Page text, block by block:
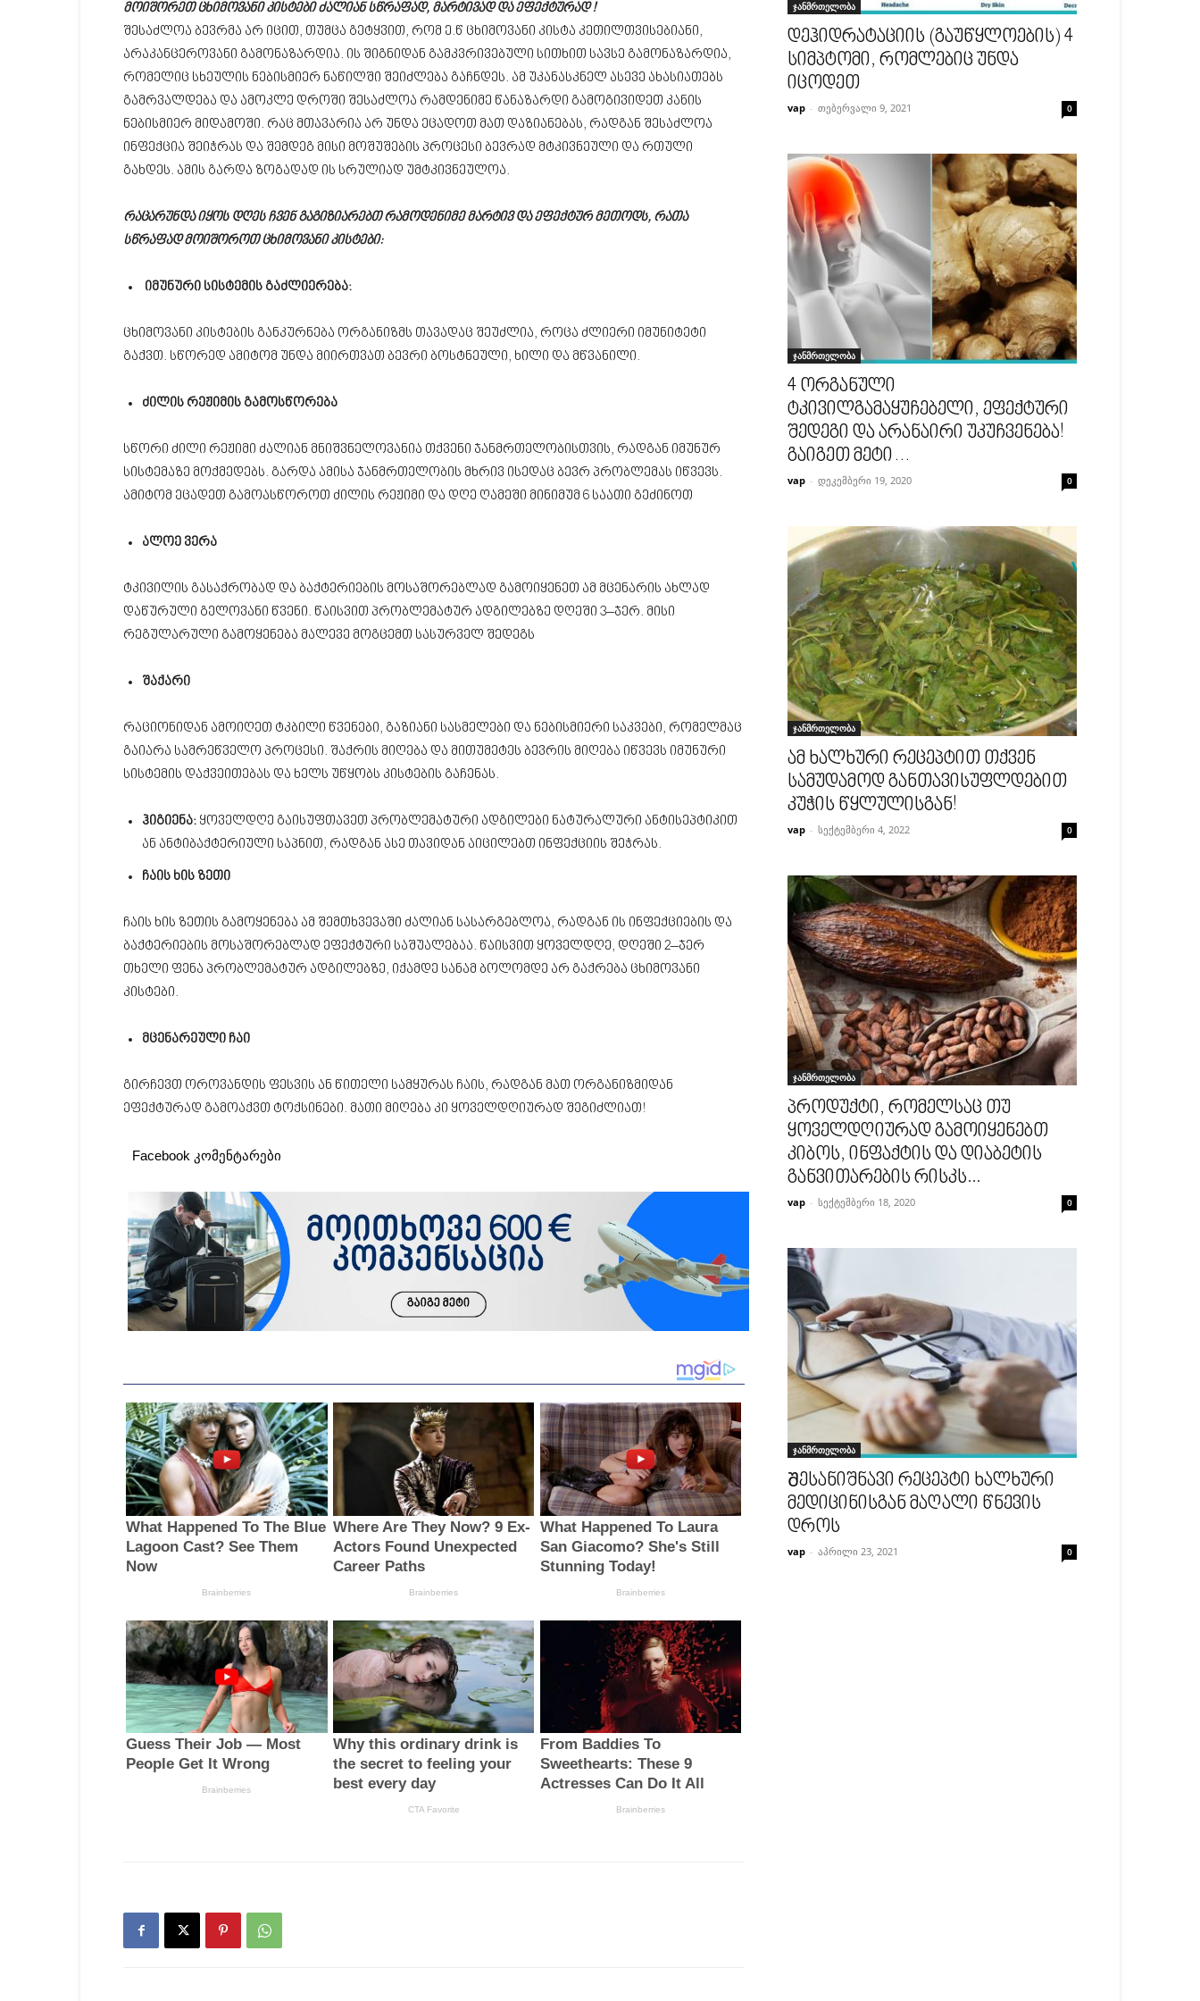
მოიშორეთ ცხიმოვანი კისტები ძალიან სწრაფად, მარტივად და ეფექტურად !
შესაძლოა ბევრმა არ იცით, თუმცა გეტყვით, რომ ე.წ ცხიმოვანი კისტა კეთილთვისებიანი,
არაკანცეროვანი გამონაზარდია. ის შიგნიდან გამკვრივებული სითხით სავსე გამონაზარდია,
რომელიც სხეულის ნებისმიერ ნაწილში შეიძლება გაჩნდეს. ამ უკანასკნელ ასევე ახასიათებს
გამრვალდება და ამოკლე დროში შესაძლოა რამდენიმე წანაზარდი გამოგივიდეთ კანის
ნებისმიერ მიდამოში. რაც მთავარია არ უნდა ეცადოთ მათ დაზიანებას, რადგან შესაძლოა
ინფექცია შეიჭრას და შემდეგ მისი მოშუშების პროცესი ბევრად მტკივნეული და რთული
გახდეს. ამის გარდა ზოგადად ის სრულიად უმტკივნეულოა.
რაცარუნდა იყოს დღეს ჩვენ გაგიზიარებთ რამოდენიმე მარტივ და ეფექტურ მეთოდს, რათა
სწრაფად მოიშოროთ ცხიმოვანი კისტები:
იმუნური სისტემის გაძლიერება:
ცხიმოვანი კისტების განკურნება ორგანიზმს თავადაც შეუძლია, როცა ძლიერი იმუნიტეტი
გაქვთ. სწორედ ამიტომ უნდა მიირთვათ ბევრი ბოსტნეული, ხილი და მწვანილი.
ძილის რეჟიმის გამოსწორება
სწორი ძილი რეჟიმი ძალიან მნიშვნელოვანია თქვენი ჯანმრთელობისთვის, რადგან იმუნურ
სისტემაზე მოქმედებს. გარდა ამისა ჯანმრთელობის მხრივ ისედაც ბევრ პრობლემას იწვევს.
ამიტომ ეცადეთ გამოასწოროთ ძილის რეჟიმი და დღე ღამეში მინიმუმ 6 საათი გეძინოთ
ალოე ვერა
ტკივილის გასაქრობად და ბაქტერიების მოსაშორებლად გამოიყენეთ ამ მცენარის ახლად
დაწურული გელოვანი წვენი. წაისვით პრობლემატურ ადგილებზე დღეში 3–ჯერ. მისი
რეგულარული გამოყენება მალევე მოგცემთ სასურველ შედეგს
შაქარი
რაციონიდან ამოიღეთ ტკბილი წვენები, გაზიანი სასმელები და ნებისმიერი საკვები, რომელმაც
გაიარა სამრეწველო პროცესი. შაქრის მიღება და მითუმეტეს ბევრის მიღება იწვევს იმუნური
სისტემის დაქვეითებას და ხელს უწყობს კისტების გაჩენას.
ჰიგიენა: ყოველდღე გაისუფთავეთ პრობლემატური ადგილები ნატურალური ანტისეპტიკით
ან ანტიბაქტერიული საპნით, რადგან ასე თავიდან აიცილებთ ინფექციის შეჭრას.
ჩაის ხის ზეთი
ჩაის ხის ზეთის გამოყენება ამ შემთხვევაში ძალიან სასარგებლოა, რადგან ის ინფექციების და
ბაქტერიების მოსაშორებლად ეფექტური საშუალებაა. წაისვით ყოველდღე, დღეში 2–ჯერ
თხელი ფენა პრობლემატურ ადგილებზე, იქამდე სანამ ბოლომდე არ გაქრება ცხიმოვანი
კისტები.
მცენარეული ჩაი
გირჩევთ ოროვანდის ფესვის ან წითელი სამყურას ჩაის, რადგან მათ ორგანიზმიდან
ეფექტურად გამოაქვთ ტოქსინები. მათი მიღება კი ყოველდღიურად შეგიძლიათ!
Facebook კომენტარები
ჯანმრთელობა
დეჰიდრატაციის (გაუწყლოების) 4
სიმპტომი, რომლებიც უნდა
იცოდეთ
vap - თებერვალი 9, 2021 0
ჯანმრთელობა
4 ორგანული
ტკივილგამაყუჩებელი, ეფექტური
შედეგი და არანაირი უკუჩვენება!
გაიგეთ მეტი…
vap - დეკემბერი 19, 2020 0
ჯანმრთელობა
ამ ხალხური რეცეპტით თქვენ
სამუდამოდ განთავისუფლდებით
კუჭის წყლულისგან!
vap - სექტემბერი 4, 2022 0
ჯანმრთელობა
პროდუქტი, რომელსაც თუ
ყოველდღიურად გამოიყენებთ
კიბოს, ინფაქტის და დიაბეტის
განვითარების რისკს...
vap - სექტემბერი 18, 2020 0
ჯანმრთელობა
Შესანიშნავი რეცეპტი ხალხური
მედიცინისგან მაღალი წნევის
დროს
vap - აპრილი 23, 2021 0